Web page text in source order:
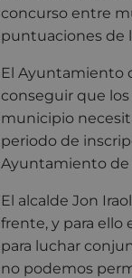
concurso entre
puntuaciones de
El Ayuntamiento
conseguir que
municipio
periodo de
Ayuntamiento de
El alcalde Jon
frente, y para ello
para luchar
no podemos